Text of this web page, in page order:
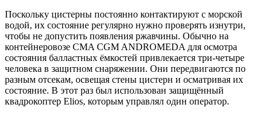
Поскольку цистерны постоянно контактируют с морской
водой, их состояние регулярно нужно проверять изнутри,
чтобы не допустить появления ржавчины. Обычно на
контейнеровозе CMA CGM ANDROMEDA для осмотра
состояния балластных ёмкостей привлекается три-четыре
человека в защитном снаряжении. Они передвигаются по
разным отсекам, освещая стены цистерн и осматривая их
состояние. В этот раз был использован защищённый
квадрокоптер Elios, которым управлял один оператор.